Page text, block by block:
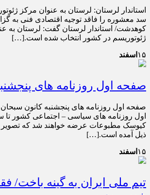
استاندار لرستان: لرستان به عنوان مرکز
سد معشوره را فاقد توجیه اقتصادی فنی به
کوهدشت/ استاندار لرستان گفت: لرستان به
ژئوتوریسم در کشور انتخاب شده است.[…]
۱۵ اسفند
صفحه اول روزنامه های
صفحه اول روزنامه های پنجشنبه کانون
اول روزنامه های سیاسی – اجتماعی کشور تا
کیوسک مطبوعات عرضه خواهند شد که تصویر
ذیل آمده است.[…]
۱۵ اسفند
تیم ملی ایران به گینه باخت/